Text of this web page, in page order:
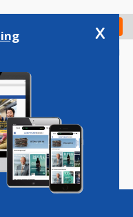
Check in
Vacatures
x